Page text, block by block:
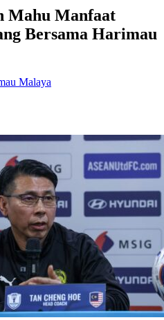
Mahu Manfaat
Bersama Harimau
Malaya